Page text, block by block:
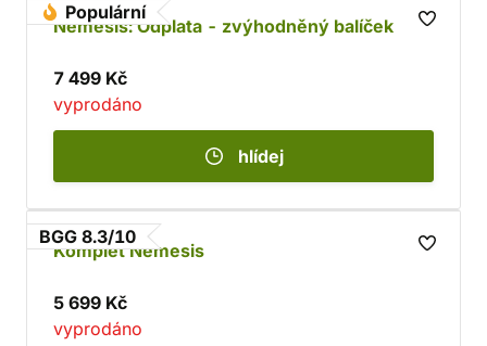
Populární
Nemesis: Odplata - zvýhodněný balíček
7 499 Kč
vyprodáno
hlídej
BGG 8.3/10
Komplet Nemesis
5 699 Kč
vyprodáno